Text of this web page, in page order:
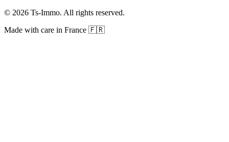
© 2026 Ts-Immo. All rights reserved.
Made with care in France 🇫🇷